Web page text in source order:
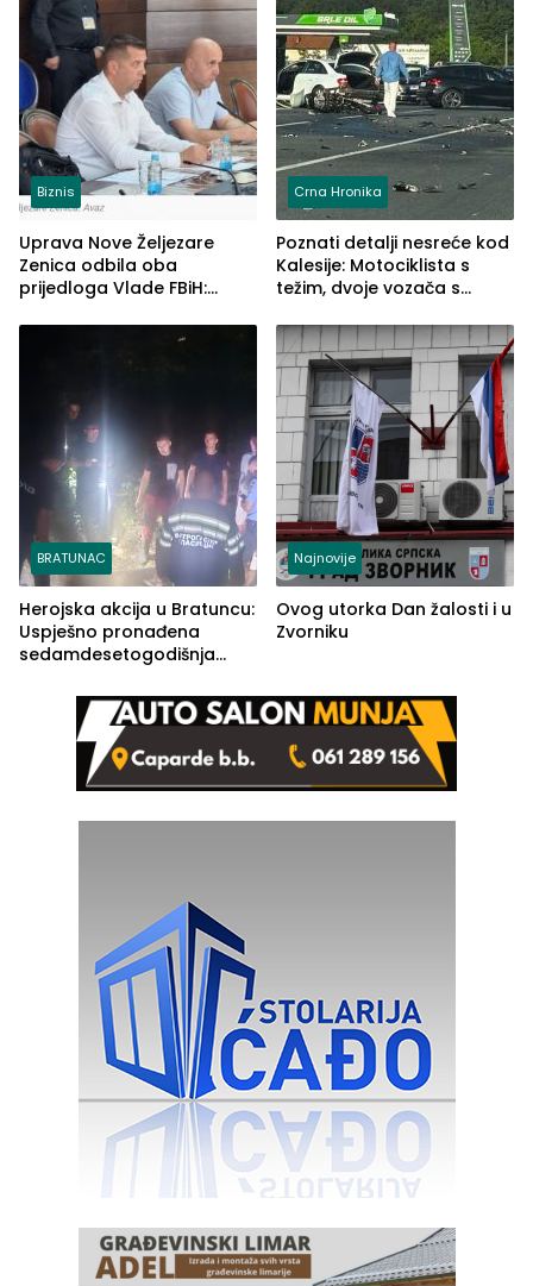
Biznis
Uprava Nove Željezare
Zenica odbila oba
prijedloga Vlade FBiH:
rješenje
Crna Hronika
Poznati detalji nesreće kod
Kalesije: Motociklista s
težim, dvoje vozača s
BRATUNAC
Herojska akcija u Bratuncu:
Uspješno pronađena
sedamdesetogodišnja
Kravice.
Najnovije
Ovog utorka Dan žalosti i u
Zvorniku